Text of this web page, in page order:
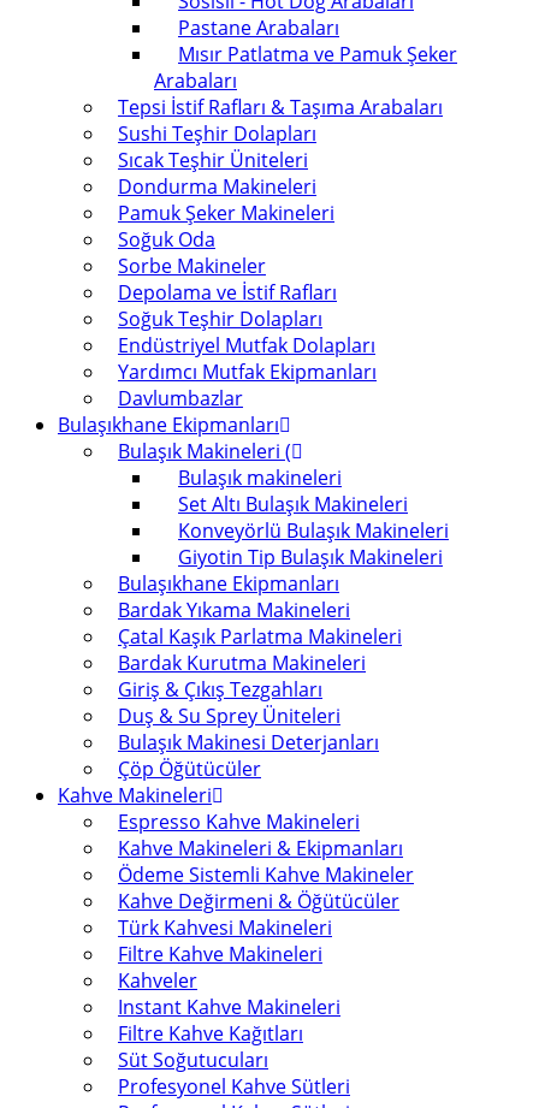
Pastane Arabaları
Mısır Patlatma ve Pamuk Şeker
Arabaları
Tepsi İstif Rafları & Taşıma Arabaları
Sushi Teşhir Dolapları
Sıcak Teşhir Üniteleri
Dondurma Makineleri
Pamuk Şeker Makineleri
Soğuk Oda
Sorbe Makineler
Depolama ve İstif Rafları
Soğuk Teşhir Dolapları
Endüstriyel Mutfak Dolapları
Yardımcı Mutfak Ekipmanları
Davlumbazlar
Bulaşıkhane Ekipmanları
Bulaşık Makineleri (
Bulaşık makineleri
Set Altı Bulaşık Makineleri
Konveyörlü Bulaşık Makineleri
Giyotin Tip Bulaşık Makineleri
Bulaşıkhane Ekipmanları
Bardak Yıkama Makineleri
Çatal Kaşık Parlatma Makineleri
Bardak Kurutma Makineleri
Giriş & Çıkış Tezgahları
Duş & Su Sprey Üniteleri
Bulaşık Makinesi Deterjanları
Çöp Öğütücüler
Kahve Makineleri
Espresso Kahve Makineleri
Kahve Makineleri & Ekipmanları
Ödeme Sistemli Kahve Makineler
Kahve Değirmeni & Öğütücüler
Türk Kahvesi Makineleri
Filtre Kahve Makineleri
Kahveler
Instant Kahve Makineleri
Filtre Kahve Kağıtları
Süt Soğutucuları
Profesyonel Kahve Sütleri